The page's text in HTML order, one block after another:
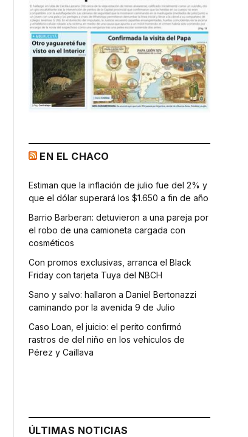
EN EL CHACO
Estiman que la inflación de julio fue del 2% y
que el dólar superará los $1.650 a fin de año
Barrio Barberan: detuvieron a una pareja por
el robo de una camioneta cargada con
cosméticos
Con promos exclusivas, arranca el Black
Friday con tarjeta Tuya del NBCH
Sano y salvo: hallaron a Daniel Bertonazzi
caminando por la avenida 9 de Julio
Caso Loan, el juicio: el perito confirmó
rastros de del niño en los vehículos de
Pérez y Caillava
ÚLTIMAS NOTICIAS